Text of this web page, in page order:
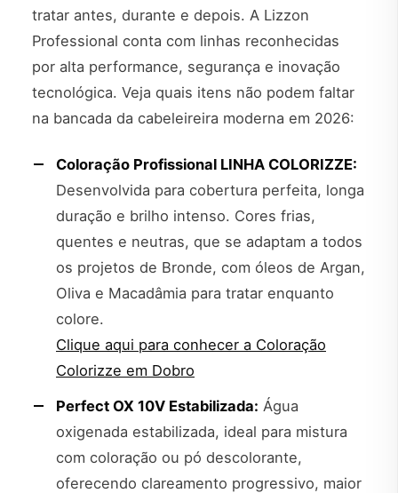
tratar antes, durante e depois. A Lizzon
Professional conta com linhas reconhecidas
por alta performance, segurança e inovação
tecnológica. Veja quais itens não podem faltar
na bancada da cabeleireira moderna em 2026:
Coloração Profissional LINHA COLORIZZE:
Desenvolvida para cobertura perfeita, longa
duração e brilho intenso. Cores frias,
quentes e neutras, que se adaptam a todos
os projetos de Bronde, com óleos de Argan,
Oliva e Macadâmia para tratar enquanto
colore.
Clique aqui para conhecer a Coloração
Colorizze em Dobro
Perfect OX 10V Estabilizada: Água
oxigenada estabilizada, ideal para mistura
com coloração ou pó descolorante,
oferecendo clareamento progressivo, maior